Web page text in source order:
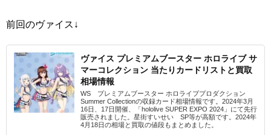
前回のヴァイス↓
ヴァイス プレミアムブースター ホロライブ サ
マーコレクション 当たりカードリストと買取
相場情報
WS プレミアムブースター ホロライブプロダクション
Summer Collectionの収録カード相場情報です。2024年3月
16日、17日開催、「hololive SUPER EXPO 2024」にて先行
販売されました。星街すいせい SP等が高額です。2024年
4月18日の相場と買取の値段もまとめました。